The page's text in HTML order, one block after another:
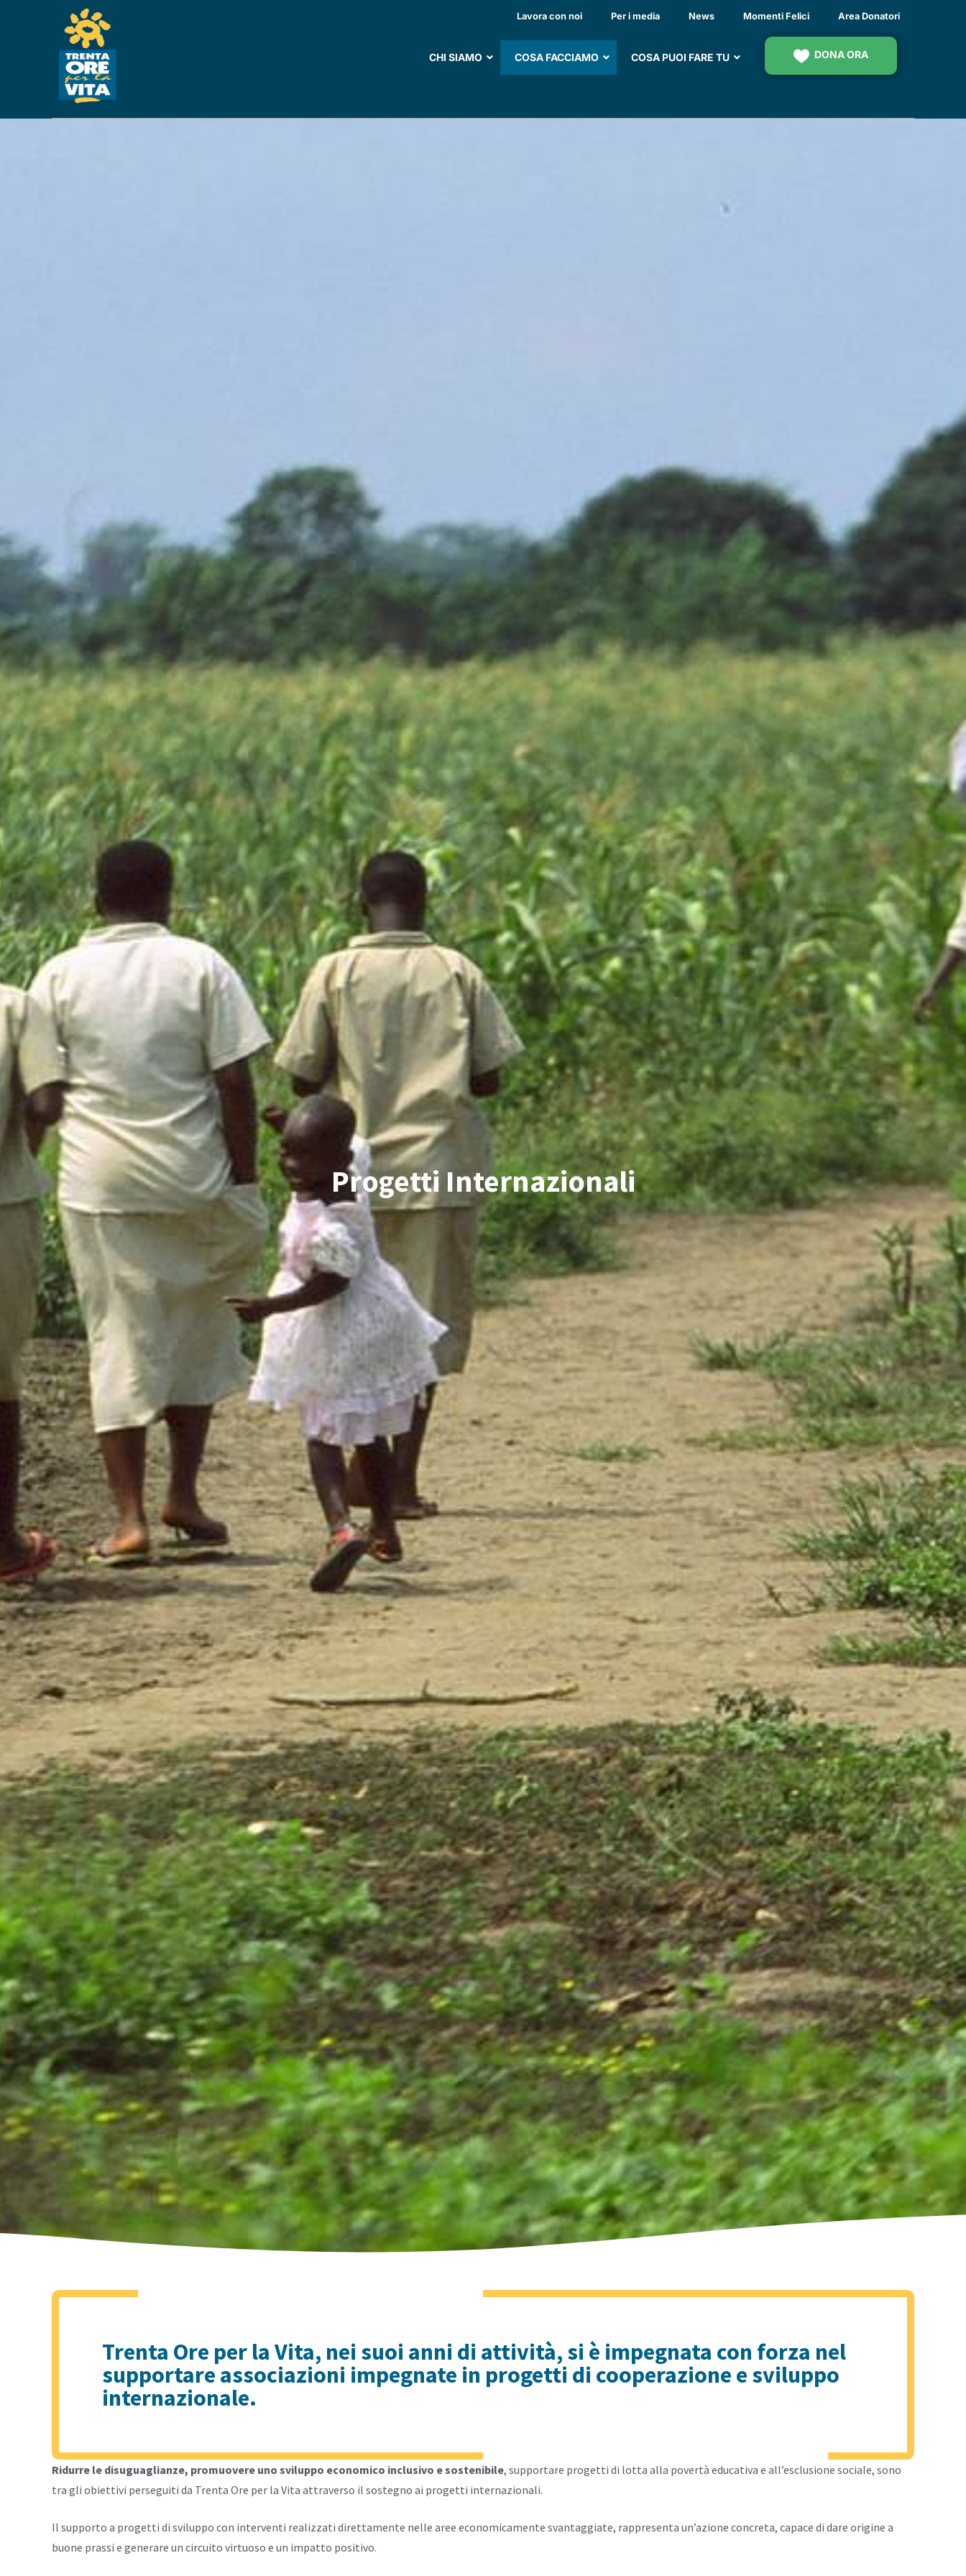
Lavora con noi Per i media News Momenti Felici Area Donatori
CHI SIAMO COSA FACCIAMO COSA PUOI FARE TU DONA ORA
Progetti Internazionali
Trenta Ore per la Vita, nei suoi anni di attività, si è impegnata con forza nel
supportare associazioni impegnate in progetti di cooperazione e sviluppo
internazionale.
Ridurre le disuguaglianze, promuovere uno sviluppo economico inclusivo e sostenibile, supportare progetti di lotta alla povertà educativa e all’esclusione sociale, sono
tra gli obiettivi perseguiti da Trenta Ore per la Vita attraverso il sostegno ai progetti internazionali.
Il supporto a progetti di sviluppo con interventi realizzati direttamente nelle aree economicamente svantaggiate, rappresenta un’azione concreta, capace di dare origine a
buone prassi e generare un circuito virtuoso e un impatto positivo.